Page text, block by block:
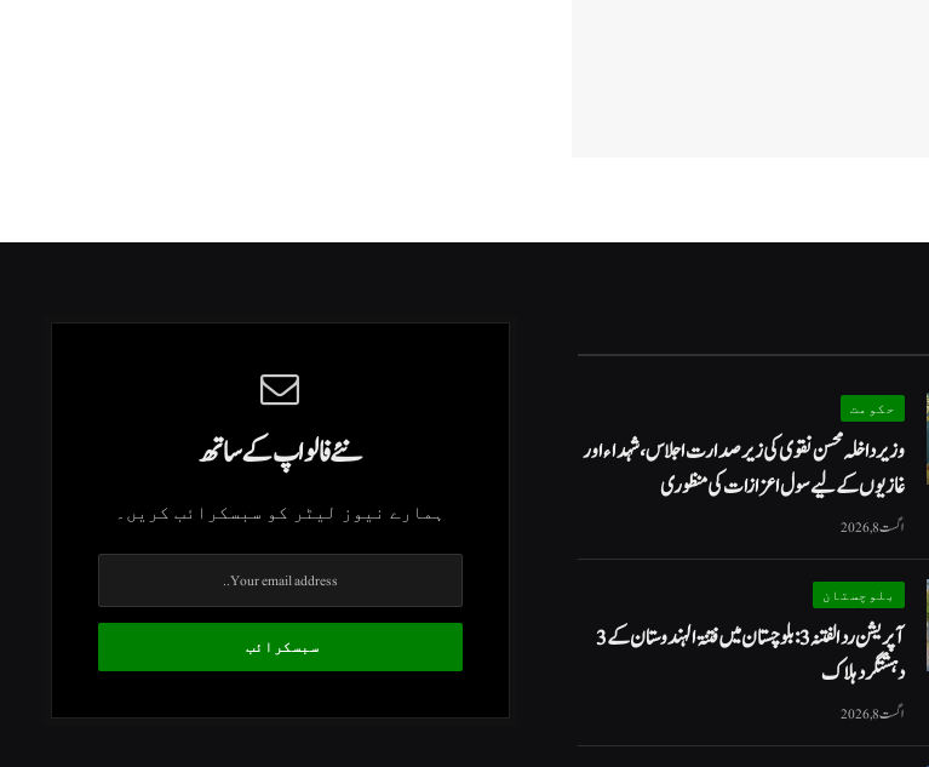
حکومت
وزیرداخلہ محسن نقوی کی زیر صدارت اجلاس، شہداء اور
غازیوں کے لیے سول اعزازات کی منظوری
اگست 8, 2026
بلوچستان
آپریشن رد الفتنہ 3: بلوچستان میں فتنۃ الہندوستان کے 3
دہشتگرد ہلاک
اگست 8, 2026
نئے فالو اپ کے ساتھ
ہمارے نیوز لیٹر کو سبسکرائب کریں۔